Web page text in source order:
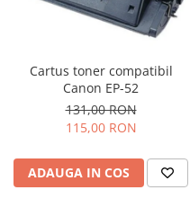
Cartus toner compatibil
Canon EP-52
131,00 RON
115,00 RON
ADAUGA IN COS